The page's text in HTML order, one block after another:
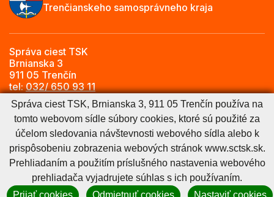
Trenčianskeho samosprávneho kraja
Správa ciest TSK
Brnianska 3
911 05 Trenčín
tel:032/ 650 93 11
e-mail:
info@sctsk.sk
Zásady spracúvania osobných údajovCookies nastavenie
Cookies - viac informáciíVyhlásenie o prístupnosti
Technický prevádzkovateľSprávca obsahu
GenerujeCMS BUXUS
Správa ciest TSK, Brnianska 3, 911 05 Trenčín používa na
tomto webovom sídle súbory cookies, ktoré sú použité za
účelom sledovania návštevnosti webového sídla alebo k
prispôsobeniu zobrazenia webových stránok www.sctsk.sk.
Prehliadaním a použitím príslušného nastavenia webového
prehliadača vyjadrujete súhlas s ich používaním.
Prijať cookies
Odmietnuť cookies Nastaviť cookies